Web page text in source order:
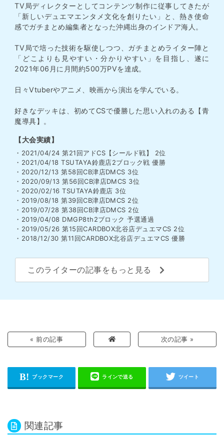
TV局ディレクターとしてコンテンツ制作に従事してきたが
「新しいデュエマエンタメ文化を創りたい」と、熱き使命
感でガチまとめ編集者となった沖縄出身のインドア海人。
TV局で培った技術を駆使しつつ、ガチまとめライター陣と
「どこよりも見やすい・分かりやすい」を目指し、遂に
2021年06月に月間約500万PVを達成。
日々Vtuberやアニメ、映画から演出を学んでいる。
好きなデッキは、初めてCSで優勝した思い入れのある【青
魔導具】。
【大会実績】
・2021/04/24 第21回アドCS【シールド戦】 2位
・2021/04/18 TSUTAYA鈴鹿店2ブロック戦 優勝
・2020/12/13 第58回CB津店DMCS 3位
・2020/09/13 第56回CB津店DMCS 3位
・2020/02/16 TSUTAYA鈴鹿店 3位
・2019/08/18 第39回CB津店DMCS 2位
・2019/07/28 第38回CB津店DMCS 2位
・2019/04/08 DMGP8th2ブロック 予選通過
・2019/05/26 第15回CARDBOX北谷店デュエマCS 2位
・2018/12/30 第11回CARDBOX北谷店デュエマCS 優勝
このライターの記事をもっと見る
« 前の記事 次の記事 »
関連記事